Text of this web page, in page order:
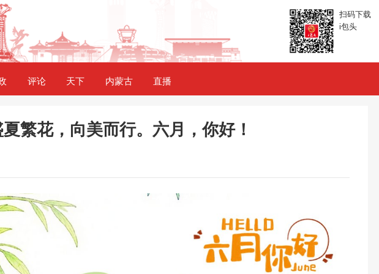
扫码下载
i包头
评论 天下 内蒙古 直播
夏繁花，向美而行。六月，你好！